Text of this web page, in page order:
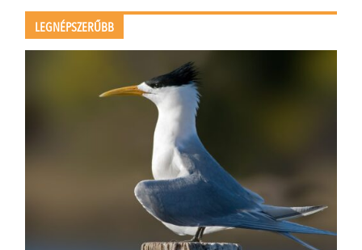
LEGNÉPSZERŰBB